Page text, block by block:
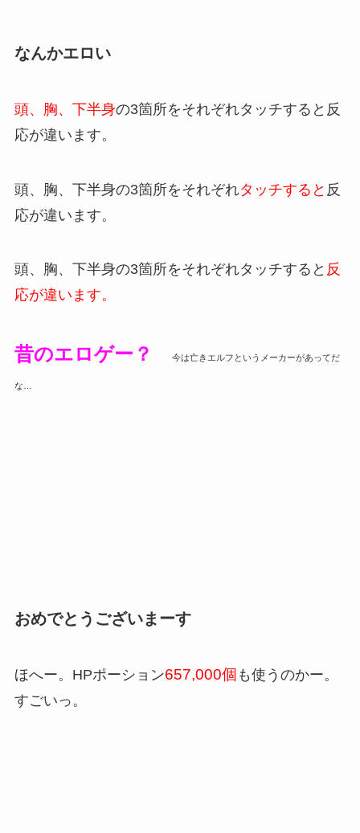
なんかエロい
頭、胸、下半身の3箇所をそれぞれタッチすると反
応が違います。
頭、胸、下半身の3箇所をそれぞれタッチすると 反
応が違います。
頭、胸、下半身の3箇所をそれぞれタッチすると 反
応が違います。
昔のエロゲー？ 今は亡きエルフというメーカーがあってだ
な…
おめでとうございまーす
ほへー。HPポーション657,000個 も使うのかー。
すごいっ。